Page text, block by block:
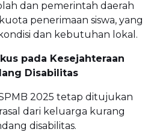
dan pemerintah daerah
penerimaan siswa, yang
dan kebutuhan lokal.
pada Kesejahteraan
Disabilitas
2025 tetap ditujukan
dari keluarga kurang
disabilitas.